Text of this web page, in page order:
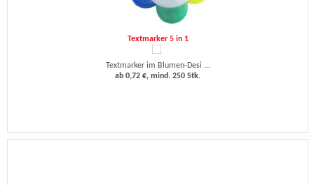
Textmarker 5 in 1
Textmarker im Blumen-Desi ...
ab 0,72 €, mind. 250 Stk.